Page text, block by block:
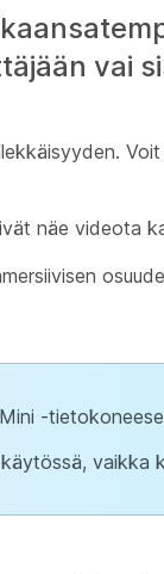
vai
näe videota
-
vaikka